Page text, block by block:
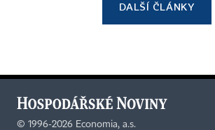
DALŠÍ ČLÁNKY
© 1996-2026 Economia, a.s.